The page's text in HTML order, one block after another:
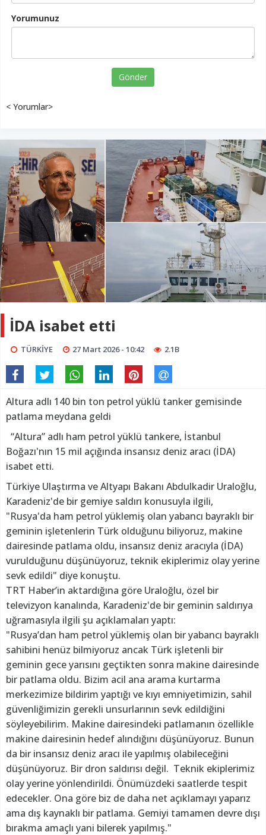
Yorumunuz
Gönder
< Yorumlar>
İDA isabet etti
TÜRKİYE 27 Mart 2026 - 10:42 2.1B
Altura adlı 140 bin ton petrol yüklü tanker gemisinde
patlama meydana geldi
“Altura” adlı ham petrol yüklü tankere, İstanbul
Boğazı'nın 15 mil açığında insansız deniz aracı (İDA)
isabet etti.
Türkiye Ulaştırma ve Altyapı Bakanı Abdulkadir Uraloğlu,
Karadeniz'de bir gemiye saldırı konusuyla ilgili,
"Rusya'da ham petrol yüklemiş olan yabancı bayraklı bir
geminin işletenlerin Türk olduğunu biliyoruz, makine
dairesinde patlama oldu, insansız deniz aracıyla (İDA)
vurulduğunu düşünüyoruz, teknik ekiplerimiz olay yerine
sevk edildi" diye konuştu.
TRT Haber’in aktardığına göre Uraloğlu, özel bir
televizyon kanalında, Karadeniz'de bir geminin saldırıya
uğramasıyla ilgili şu açıklamaları yaptı:
"Rusya’dan ham petrol yüklemiş olan bir yabancı bayraklı
sahibini henüz bilmiyoruz ancak Türk işletenli bir
geminin gece yarısını geçtikten sonra makine dairesinde
bir patlama oldu. Bizim acil ana arama kurtarma
merkezimize bildirim yaptığı ve kıyı emniyetimizin, sahil
güvenliğimizin gerekli unsurlarının sevk edildiğini
söyleyebilirim. Makine dairesindeki patlamanın özellikle
makine dairesinin hedef alındığını düşünüyoruz. Bunun
da bir insansız deniz aracı ile yapılmış olabileceğini
düşünüyoruz. Bir dron saldırısı değil. Teknik ekiplerimiz
olay yerine yönlendirildi. Önümüzdeki saatlerde tespit
edecekler. Ona göre biz de daha net açıklamayı yaparız
ama dış kaynaklı bir patlama. Gemiyi tamamen devre dışı
bırakma amaçlı yani bilerek yapılmış."